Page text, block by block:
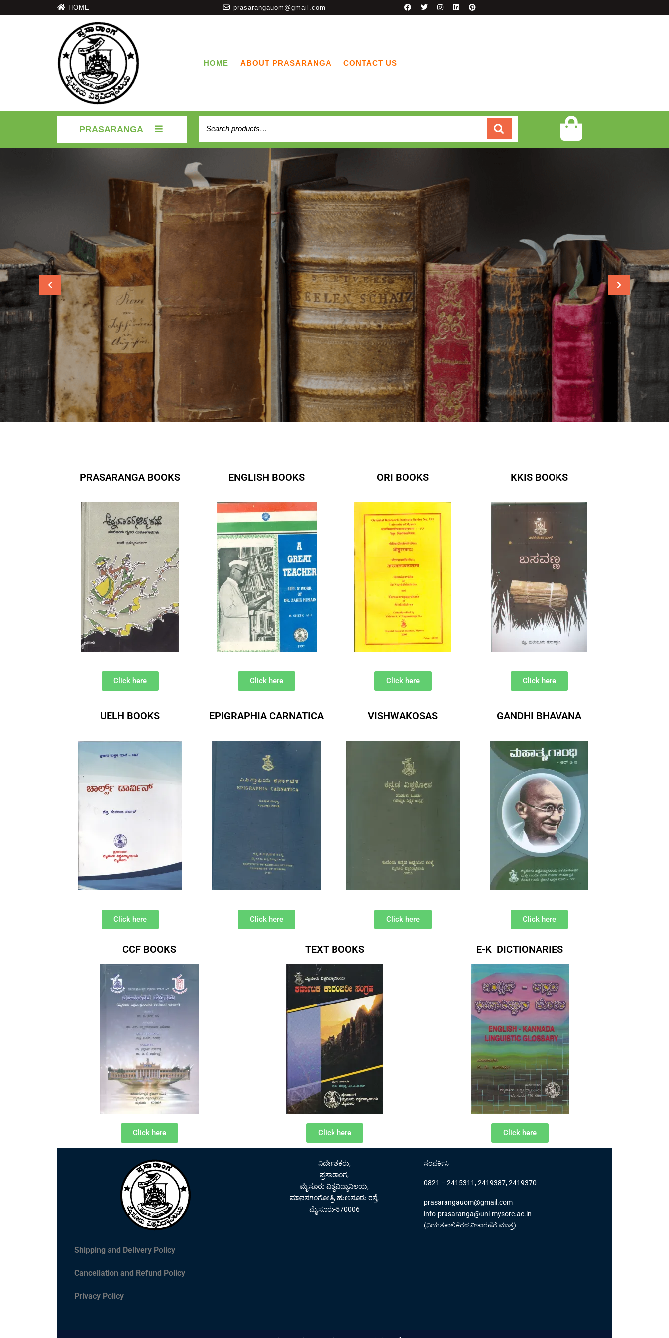
HOME prasarangauom@gmail.com
HOME ABOUT PRASARANGA CONTACT US
PRASARANGA
CCF BOOKS
Read More
PRASARANGA BOOKS ENGLISH BOOKS ORI BOOKS KKIS BOOKS
Click here Click here Click here Click here
UELH BOOKS EPIGRAPHIA CARNATICA VISHWAKOSAS GANDHI BHAVANA
Click here Click here Click here Click here
CCF BOOKS TEXT BOOKS E-K DICTIONARIES
Click here Click here Click here
ನಿರ್ದೇಶಕರು,
ಪ್ರಸಾರಾಂಗ,
ಮೈಸೂರು ವಿಶ್ವವಿದ್ಯಾನಿಲಯ,
ಮಾನಸಗಂಗೋತ್ರಿ, ಹುಣಸೂರು ರಸ್ತೆ,
ಮೈಸೂರು-570006
ಸಂಪರ್ಕಿಸಿ
0821 – 2415311, 2419387, 2419370
prasarangauom@gmail.com
info-prasaranga@uni-mysore.ac.in
(ನಿಯತಕಾಲಿಕೆಗಳ ವಿಚಾರಣೆಗೆ ಮಾತ್ರ)
Shipping and Delivery Policy
Cancellation and Refund Policy
Privacy Policy